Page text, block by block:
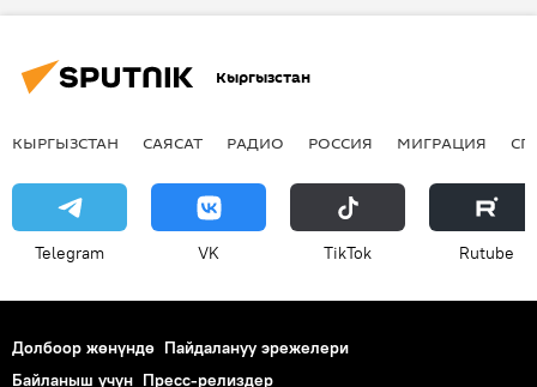
ИИМ
түрмө Кыргызстан
КЫРГЫЗСТАН САЯСАТ РАДИО РОССИЯ МИГРАЦИЯ
Telegram VK ТikТоk Rutube
Долбоор жөнүндө Пайдалануу эрежелери
Байланыш үчүн Пресс-релиздер